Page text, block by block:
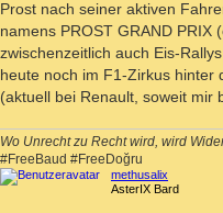
Prost nach seiner aktiven
namens PROST GRAND PRIX
zwischenzeitlich auch Eis-
heute noch im F1-Zirkus hinter
(aktuell bei Renault, soweit mir
Wo Unrecht zu Recht wird, wird
#FreeBaud #FreeDoğru
methusalix
AsterIX Bard